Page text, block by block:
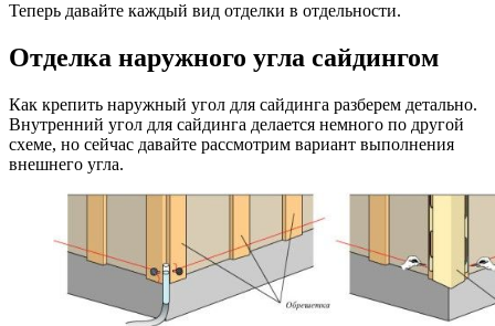
Теперь давайте каждый вид отделки в отдельности.
Отделка наружного угла сайдингом
Как крепить наружный угол для сайдинга разберем детально.
Внутренний угол для сайдинга делается немного по другой
схеме, но сейчас давайте рассмотрим вариант выполнения
внешнего угла.